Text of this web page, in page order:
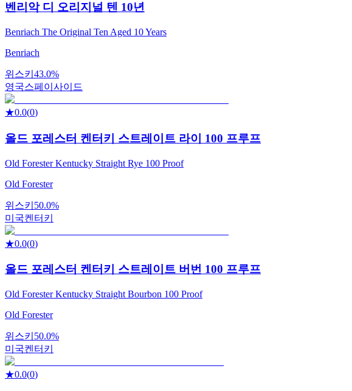
벤리악 디 오리지널 텐 10년
Benriach The Original Ten Aged 10 Years
Benriach
위스키 43.0%
영국스페이사이드
★0.0(0)
올드 포레스터 켄터키 스트레이트 라이 100 프루프
Old Forester Kentucky Straight Rye 100 Proof
Old Forester
위스키 50.0%
미국켄터키
★0.0(0)
올드 포레스터 켄터키 스트레이트 버번 100 프루프
Old Forester Kentucky Straight Bourbon 100 Proof
Old Forester
위스키 50.0%
미국켄터키
★0.0(0)